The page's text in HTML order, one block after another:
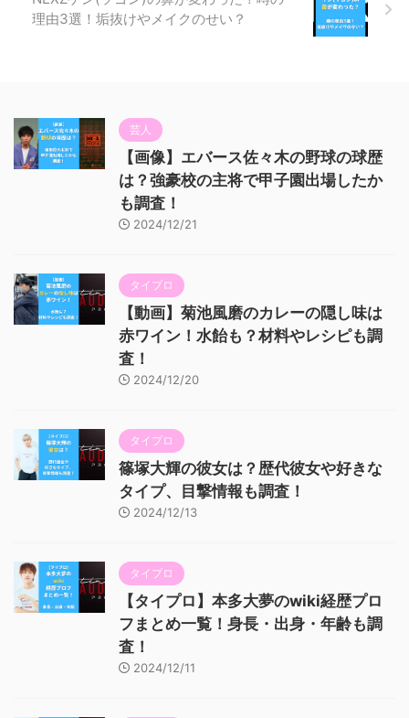
理由3選！垢抜けやメイクのせい？
芸人
【画像】エバース佐々木の野球の球歴
は？強豪校の主将で甲子園出場したか
も調査！
2024/12/21
タイプロ
【動画】菊池風磨のカレーの隠し味は
赤ワイン！水飴も？材料やレシピも調
査！
2024/12/20
タイプロ
篠塚大輝の彼女は？歴代彼女や好きな
タイプ、目撃情報も調査！
2024/12/13
タイプロ
【タイプロ】本多大夢のwiki経歴プロ
フまとめ一覧！身長・出身・年齢も調
査！
2024/12/11